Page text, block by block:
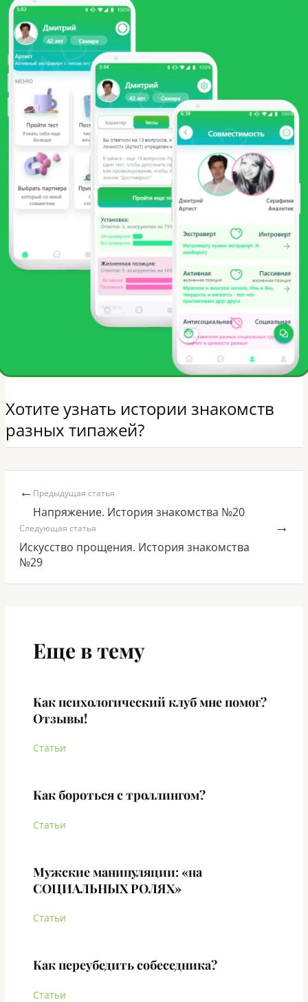
Хотите узнать истории знакомств
разных типажей?
← Предыдущая статья
Напряжение. История знакомства №20
Следующая статья
Искусство прощения. История знакомства
№29
→
Еще в тему
Как психологический клуб мне помог?
Отзывы!
Статьи
Как бороться с троллингом?
Статьи
Мужские манипуляции: «на
СОЦИАЛЬНЫХ РОЛЯХ»
Статьи
Как переубедить собеседника?
Статьи